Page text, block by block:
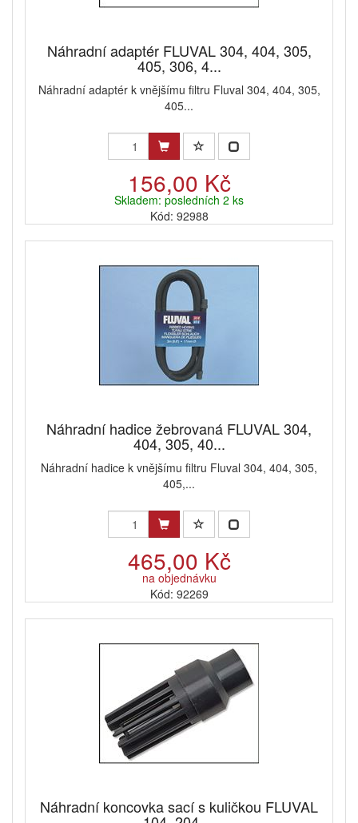
Náhradní adaptér FLUVAL 304, 404, 305,
405, 306, 4...
Náhradní adaptér k vnějšímu filtru Fluval 304, 404, 305,
405...
156,00 Kč
Skladem: posledních 2 ks
Kód: 92988
Náhradní hadice žebrovaná FLUVAL 304,
404, 305, 40...
Náhradní hadice k vnějšímu filtru Fluval 304, 404, 305,
405,...
465,00 Kč
na objednávku
Kód: 92269
Náhradní koncovka sací s kuličkou FLUVAL